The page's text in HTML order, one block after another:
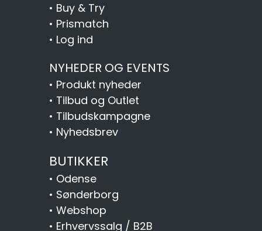
• Buy & Try
• Prismatch
• Log ind
NYHEDER OG EVENTS
• Produkt nyheder
• Tilbud og Outlet
• Tilbudskampagne
• Nyhedsbrev
BUTIKKER
• Odense
• Sønderborg
• Webshop
• Erhvervssalg / B2B